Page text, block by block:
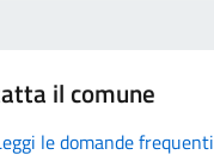
il comune
le domande frequenti